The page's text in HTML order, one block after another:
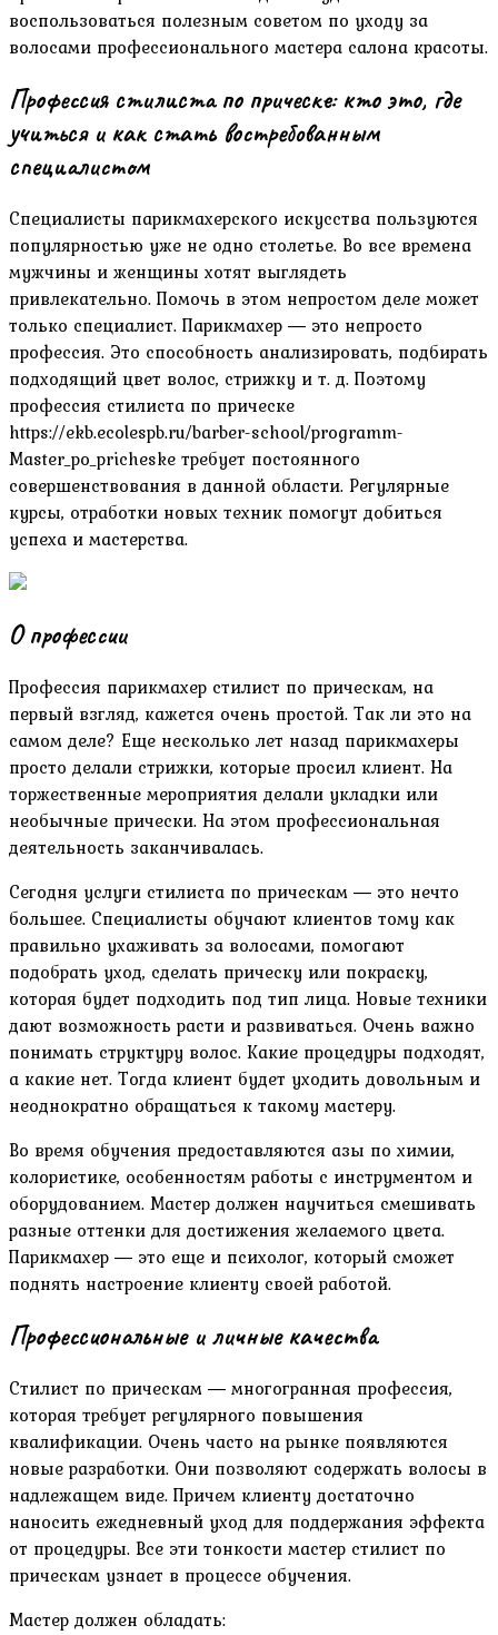
воспользоваться полезным советом по уходу за
волосами профессионального мастера салона красоты.
Профессия стилиста по прическе: кто это, где
учиться и как стать востребованным
специалистом
Специалисты парикмахерского искусства пользуются
популярностью уже не одно столетье. Во все времена
мужчины и женщины хотят выглядеть
привлекательно. Помочь в этом непростом деле может
только специалист. Парикмахер ― это непросто
профессия. Это способность анализировать, подбирать
подходящий цвет волос, стрижку и т. д. Поэтому
профессия стилиста по прическе
https://ekb.ecolespb.ru/barber-school/programm-
Master_po_pricheske требует постоянного
совершенствования в данной области. Регулярные
курсы, отработки новых техник помогут добиться
успеха и мастерства.
О профессии
Профессия парикмахер стилист по прическам, на
первый взгляд, кажется очень простой. Так ли это на
самом деле? Еще несколько лет назад парикмахеры
просто делали стрижки, которые просил клиент. На
торжественные мероприятия делали укладки или
необычные прически. На этом профессиональная
деятельность заканчивалась.
Сегодня услуги стилиста по прическам ― это нечто
большее. Специалисты обучают клиентов тому как
правильно ухаживать за волосами, помогают
подобрать уход, сделать прическу или покраску,
которая будет подходить под тип лица. Новые техники
дают возможность расти и развиваться. Очень важно
понимать структуру волос. Какие процедуры подходят,
а какие нет. Тогда клиент будет уходить довольным и
неоднократно обращаться к такому мастеру.
Во время обучения предоставляются азы по химии,
колористике, особенностям работы с инструментом и
оборудованием. Мастер должен научиться смешивать
разные оттенки для достижения желаемого цвета.
Парикмахер ― это еще и психолог, который сможет
поднять настроение клиенту своей работой.
Профессиональные и личные качества
Стилист по прическам ― многогранная профессия,
которая требует регулярного повышения
квалификации. Очень часто на рынке появляются
новые разработки. Они позволяют содержать волосы в
надлежащем виде. Причем клиенту достаточно
наносить ежедневный уход для поддержания эффекта
от процедуры. Все эти тонкости мастер стилист по
прическам узнает в процессе обучения.
Мастер должен обладать: